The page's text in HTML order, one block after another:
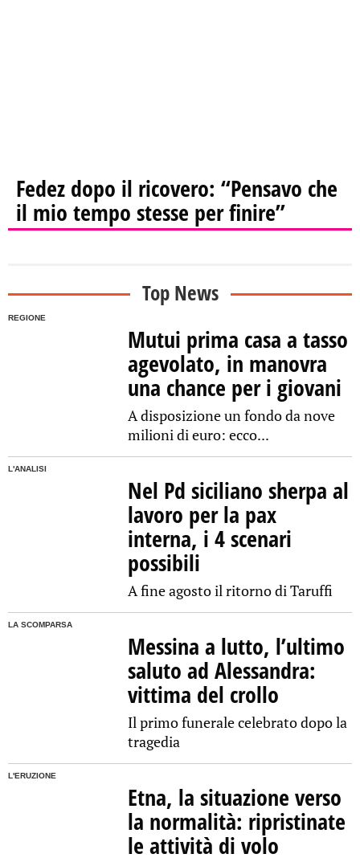
Fedez dopo il ricovero: “Pensavo che
il mio tempo stesse per finire”
Top News
REGIONE
Mutui prima casa a tasso
agevolato, in manovra
una chance per i giovani
A disposizione un fondo da nove
milioni di euro: ecco...
L'ANALISI
Nel Pd siciliano sherpa al
lavoro per la pax
interna, i 4 scenari
possibili
A fine agosto il ritorno di Taruffi
LA SCOMPARSA
Messina a lutto, l’ultimo
saluto ad Alessandra:
vittima del crollo
Il primo funerale celebrato dopo la
tragedia
L'ERUZIONE
Etna, la situazione verso
la normalità: ripristinate
le attività di volo